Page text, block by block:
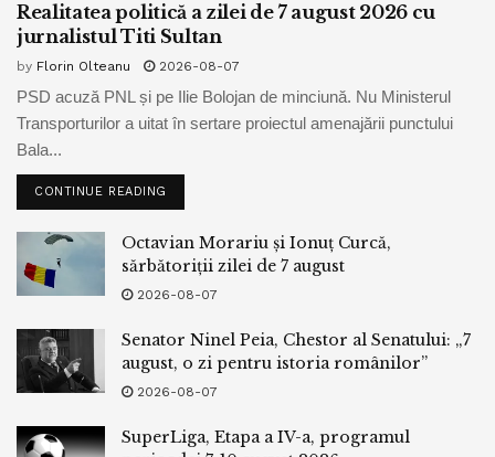
Realitatea politică a zilei de 7 august 2026 cu
jurnalistul Titi Sultan
by Florin Olteanu 2026-08-07
PSD acuză PNL și pe Ilie Bolojan de minciună. Nu Ministerul
Transporturilor a uitat în sertare proiectul amenajării punctului
Bala...
CONTINUE READING
Octavian Morariu și Ionuț Curcă,
sărbătoriții zilei de 7 august
2026-08-07
Senator Ninel Peia, Chestor al Senatului: „7
august, o zi pentru istoria românilor”
2026-08-07
SuperLiga, Etapa a IV-a, programul